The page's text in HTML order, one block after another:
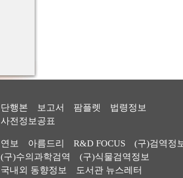
단행본 보고서 팜플렛
법령정보
사전정보공표
연보 아름드리 R&D FOCUS
(구)검역정
(구)수의과학검역
(구)식물검역정보
국내외 동향정보
도서관 뉴스레터